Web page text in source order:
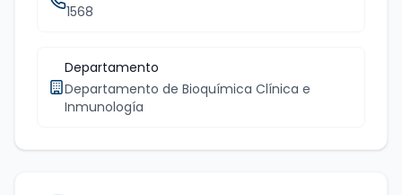
1568
Departamento
Departamento de Bioquímica Clínica e
Inmunología